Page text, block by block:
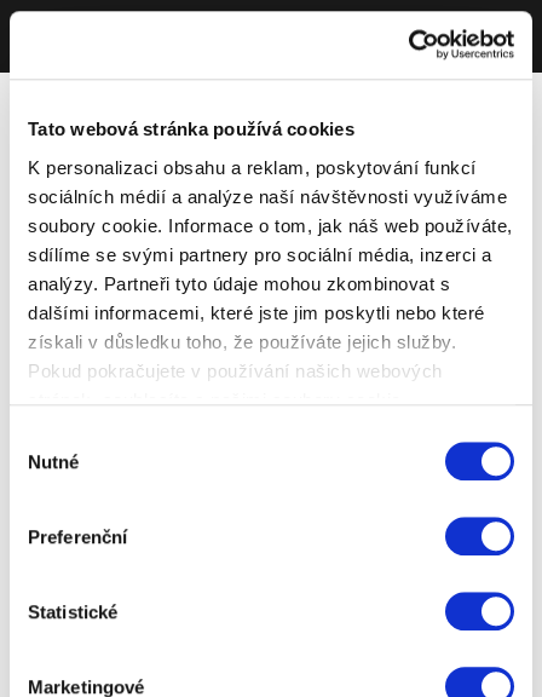
Tato webová stránka používá cookies
K personalizaci obsahu a reklam, poskytování funkcí
sociálních médií a analýze naší návštěvnosti využíváme
soubory cookie. Informace o tom, jak náš web používáte,
sdílíme se svými partnery pro sociální média, inzerci a
analýzy. Partneři tyto údaje mohou zkombinovat s
dalšími informacemi, které jste jim poskytli nebo které
získali v důsledku toho, že používáte jejich služby.
Pokud pokračujete v používání našich webových
souhlasu
Nutné
Preferenční
Statistické
Marketingové